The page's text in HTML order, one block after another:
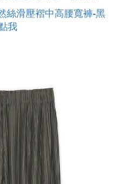
絲滑壓褶中高腰寬褲-黑
我